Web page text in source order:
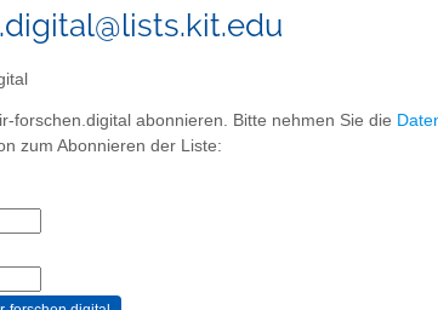
forschen.digital abonnieren. Bitte nehmen Sie die
zum Abonnieren der Liste: